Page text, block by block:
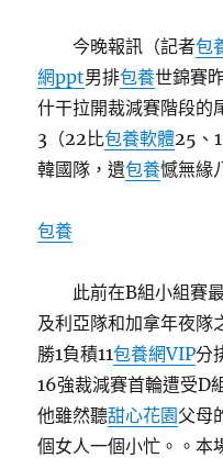
今晚報訊（記者包
網ppt男排包養世錦賽
什干拉開裁減賽階段的
3（22比包養軟體25、
韓國隊，遺包養憾無緣
包養
此前在B組小組賽
及利亞隊和加拿年夜隊
勝1負積11包養網VIP分
16強裁減賽首輪遭受D
他雖然聽甜心花園父母
個女人一個小忙。。本